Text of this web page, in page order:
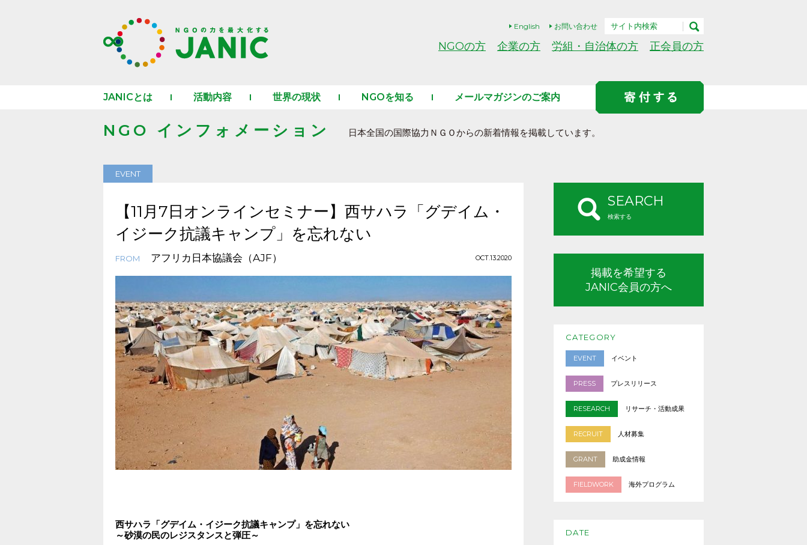
English お問い合わせ
NGOの方 企業の方 労組・自治体の方 正会員の方
JANICとは 活動内容 世界の現状 NGOを知る メールマガジンのご案内
NGO インフォメーション 日本全国の国際協力ＮＧＯからの新着情報を掲載しています。
EVENT
【11月7日オンラインセミナー】西サハラ「グデイム・
イジーク抗議キャンプ」を忘れない
FROM アフリカ日本協議会（AJF） OCT.13.2020
西サハラ「グデイム・イジーク抗議キャンプ」を忘れない
～砂漠の民のレジスタンスと弾圧～
SEARCH
検索する
掲載を希望する
JANIC会員の方へ
CATEGORY
EVENT イベント
PRESS プレスリリース
RESEARCH リサーチ・活動成果
RECRUIT 人材募集
GRANT 助成金情報
FIELDWORK 海外プログラム
DATE